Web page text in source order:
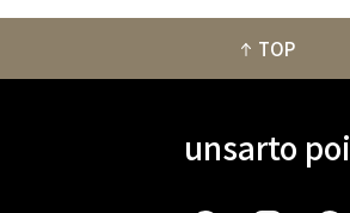
TOP
unsarto poi